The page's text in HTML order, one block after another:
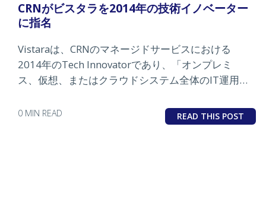
CRNがビスタラを2014年の技術イノベーター
に指名
Vistaraは、CRNのマネージドサービスにおける
2014年のTech Innovatorであり、「オンプレミ
ス、仮想、またはクラウドシステム全体のIT運用の
0 MIN READ READ THIS POST